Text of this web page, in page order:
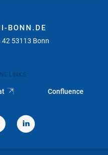
BONN.DE
42 53113 Bonn
LINKS
Confluence